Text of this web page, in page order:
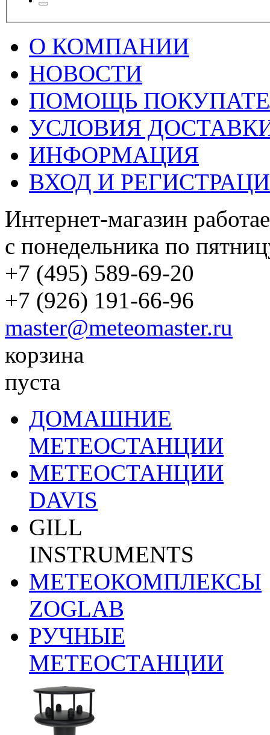
О КОМПАНИИ
НОВОСТИ
ПОМОЩЬ
УСЛОВИЯ
ИНФОРМАЦИЯ
ВХОД И
Интернет-магазин
с понедельника по
+7 (495) 589-69-20
+7 (926) 191-66-96
master@meteomaster.ru
корзина
пуста
ДОМАШНИЕ
МЕТЕОСТАНЦИИ
МЕТЕОСТАНЦИИ
DAVIS
GILL
INSTRUMENTS
МЕТЕОКОМПЛЕКСЫ
ZOGLAB
РУЧНЫЕ
МЕТЕОСТАНЦИИ